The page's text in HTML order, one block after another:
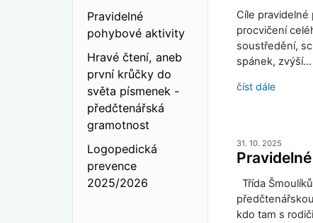
Pravidelné
pohybové aktivity
Hravé čtení, aneb
první krůčky do
světa písmenek -
předčtenářská
gramotnost
Logopedická
prevence
2025/2026
Cíle
procvičení
soustředění,
spánek, zvýší…
číst dále
31. 10. 2025
Třída
kdo tam s